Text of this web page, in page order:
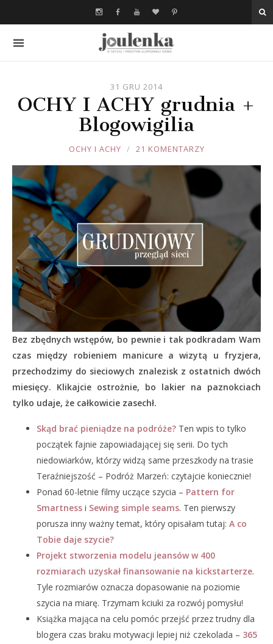
31 GRU 2014
OCHY I ACHY grudnia +
Blogowigilia
JOULE
OCHY I ACHY 21 KOMENTARZY
Bez zbędnych wstępów, bo pewnie i tak podkradam Wam
czas między robieniem manicure a wizytą u fryzjera,
przechodzimy do sieciowych znalezisk z ostatnich dwóch
miesięcy. Klikajcie ostrożnie, bo lakier na paznokciach
tylko udaje, że całkowicie zasechł.
Skąd brać pieniądze na podróże? Ten wpis to tylko
początek fajnie zapowiadającej się serii. Do tych
niedowiarków, którzy widzą same przeszkody na trasie
Teraźniejszość – Podróż Marzeń: czytajcie koniecznie!
Ponad 60-letnie filmy uczące szycia – Pattern for
Smartness i Sewing simple seams. Ten pierwszy
porusza inny ważny temat, który opisałam tutaj: A co
Tobie daje szycie?
Projekt stworzenia modelu jeansów w 400
rozmiarach uzyskał finansowanie na kickstarterze.
Tyle rozmiarów oznacza dopasowanie na poziomie
szycia na miarę. Trzymam kciuki za rozwój pomysłu!
Książka mająca na celu pomóc przejść przez trudny dla
blogera czas braku motywacji lepiej niż czekolada – 365